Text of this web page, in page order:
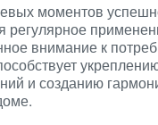
моментов
регулярное
внимание к
и созданию